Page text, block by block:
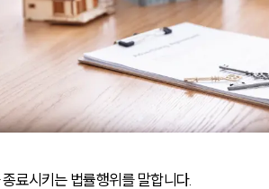
료시키는 법률행위를 말합니다.